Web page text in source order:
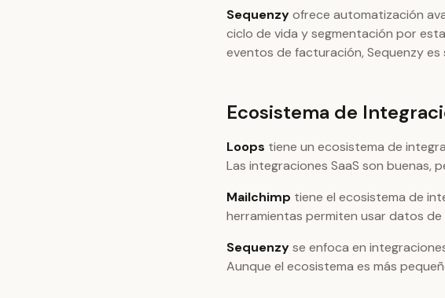
Sequenzyofrece automatización
ciclo de vida y segmentación por
eventos de facturación, Sequenzy es
Ecosistema de
Loops tiene un ecosistema de
Las integraciones SaaS son buenas,
Mailchimp tiene el ecosistema de
herramientas permiten usar datos
Sequenzyse enfoca en
Aunque el ecosistema es más